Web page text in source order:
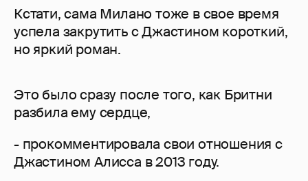
Кстати, сама Милано тоже в свое время
успела закрутить с Джастином короткий,
но яркий роман.
Это было сразу после того, как Бритни
разбила ему сердце,
- прокомментировала свои отношения с
Джастином Алисса в 2013 году.